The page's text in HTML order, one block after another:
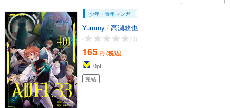
少年・青年マンガ
Yummy / 高瀬敦也
-
(0)
165 円 (税込)
0pt
完結